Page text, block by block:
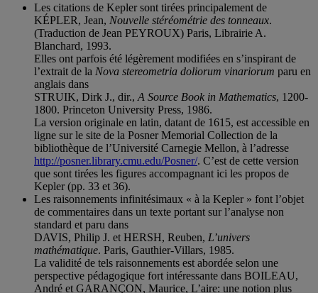
Les citations de Kepler sont tirées principalement de
KÉPLER, Jean, Nouvelle stéréométrie des tonneaux.
(Traduction de Jean PEYROUX) Paris, Librairie A.
Blanchard, 1993.
Elles ont parfois été légèrement modifiées en s’inspirant de
l’extrait de la Nova stereometria doliorum vinariorum paru en
anglais dans
STRUIK, Dirk J., dir., A Source Book in Mathematics, 1200-
1800. Princeton University Press, 1986.
La version originale en latin, datant de 1615, est accessible en
ligne sur le site de la Posner Memorial Collection de la
bibliothèque de l’Université Carnegie Mellon, à l’adresse
http://posner.library.cmu.edu/Posner/. C’est de cette version
que sont tirées les figures accompagnant ici les propos de
Kepler (pp. 33 et 36).
Les raisonnements infinitésimaux « à la Kepler » font l’objet
de commentaires dans un texte portant sur l’analyse non
standard et paru dans
DAVIS, Philip J. et HERSH, Reuben, L’univers
mathématique. Paris, Gauthier-Villars, 1985.
La validité de tels raisonnements est abordée selon une
perspective pédagogique fort intéressante dans BOILEAU,
André et GARANÇON, Maurice, L’aire: une notion plus